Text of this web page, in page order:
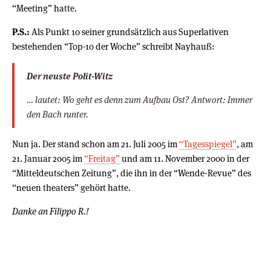
“Meeting” hatte.
P.S.: Als Punkt 10 seiner grundsätzlich aus Superlativen
bestehenden “Top-10 der Woche” schreibt Nayhauß:
Der neuste Polit-Witz
… lautet: Wo geht es denn zum Aufbau Ost? Antwort: Immer
den Bach runter.
Nun ja. Der stand schon am 21. Juli 2005 im “Tagesspiegel”, am
21. Januar 2005 im “Freitag”und am 11. November 2000 in der
“Mitteldeutschen Zeitung”, die ihn in der “Wende-Revue” des
“neuen theaters” gehört hatte.
Danke an Filippo R.!